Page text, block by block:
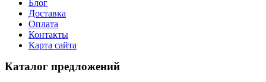
Блог
Доставка
Оплата
Контакты
Карта сайта
Каталог предложений